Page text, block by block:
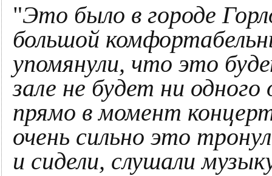
"Это было в городе
большой
упомянули, что это
зале не будет ни
прямо в момент
очень сильно это
и сидели, слушали